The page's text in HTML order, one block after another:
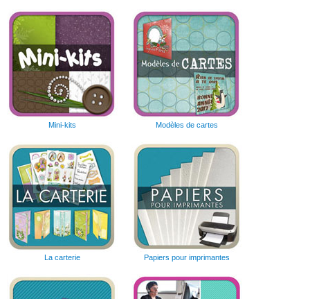
Mini-kits Modèles de cartes
La carterie Papiers pour imprimantes